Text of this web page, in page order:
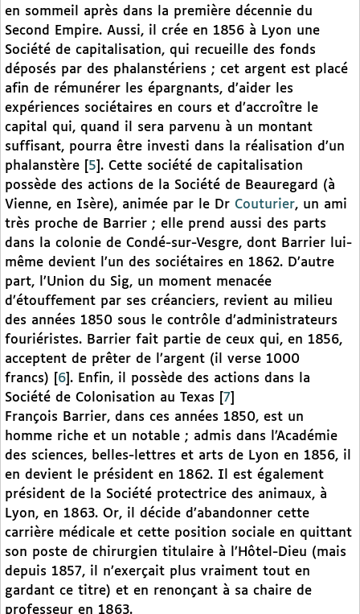
en sommeil après dans la première décennie du
Second Empire. Aussi, il crée en 1856 à Lyon une
Société de capitalisation, qui recueille des fonds
déposés par des phalanstériens ; cet argent est placé
afin de rémunérer les épargnants, d’aider les
expériences sociétaires en cours et d’accroître le
capital qui, quand il sera parvenu à un montant
suffisant, pourra être investi dans la réalisation d’un
phalanstère
5 . Cette société de capitalisation
possède des actions de la Société de Beauregard (à
Vienne, en Isère), animée par le Dr Couturier, un ami
très proche de Barrier ; elle prend aussi des parts
dans la colonie de Condé-sur-Vesgre, dont Barrier lui-
même devient l’un des sociétaires en 1862. D’autre
part, l’Union du Sig, un moment menacée
d’étouffement par ses créanciers, revient au milieu
des années 1850 sous le contrôle d’administrateurs
fouriéristes. Barrier fait partie de ceux qui, en 1856,
acceptent de prêter de l’argent (il verse 1000
francs)
6 . Enfin, il possède des actions dans la
Société de Colonisation au Texas
7
François Barrier, dans ces années 1850, est un
homme riche et un notable ; admis dans l’Académie
des sciences, belles-lettres et arts de Lyon en 1856, il
en devient le président en 1862. Il est également
président de la Société protectrice des animaux, à
Lyon, en 1863. Or, il décide d’abandonner cette
carrière médicale et cette position sociale en quittant
son poste de chirurgien titulaire à l’Hôtel-Dieu (mais
depuis 1857, il n’exerçait plus vraiment tout en
gardant ce titre) et en renonçant à sa chaire de
professeur en 1863.